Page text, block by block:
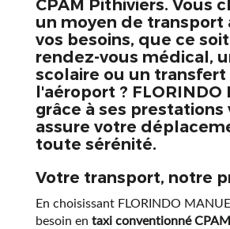
CPAM Pithiviers. Vous
un moyen de transport
vos besoins, que ce
rendez-vous médical,
scolaire ou un transfert
l'aéroport ? FLORINDO
grâce à ses prestations
assure votre
toute sérénité.
Votre transport, notre
En choisissant FLORINDO
besoin en taxi conventionné